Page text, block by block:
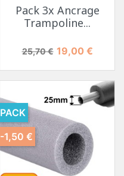
Pack 3x Ancrage
Trampoline...
Prix de base
25,70 € Prix
19,00 €
PACK
-1,50 €